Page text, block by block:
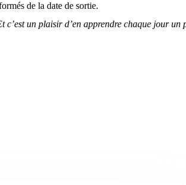
de la date de sortie.
un plaisir d’en apprendre chaque jour